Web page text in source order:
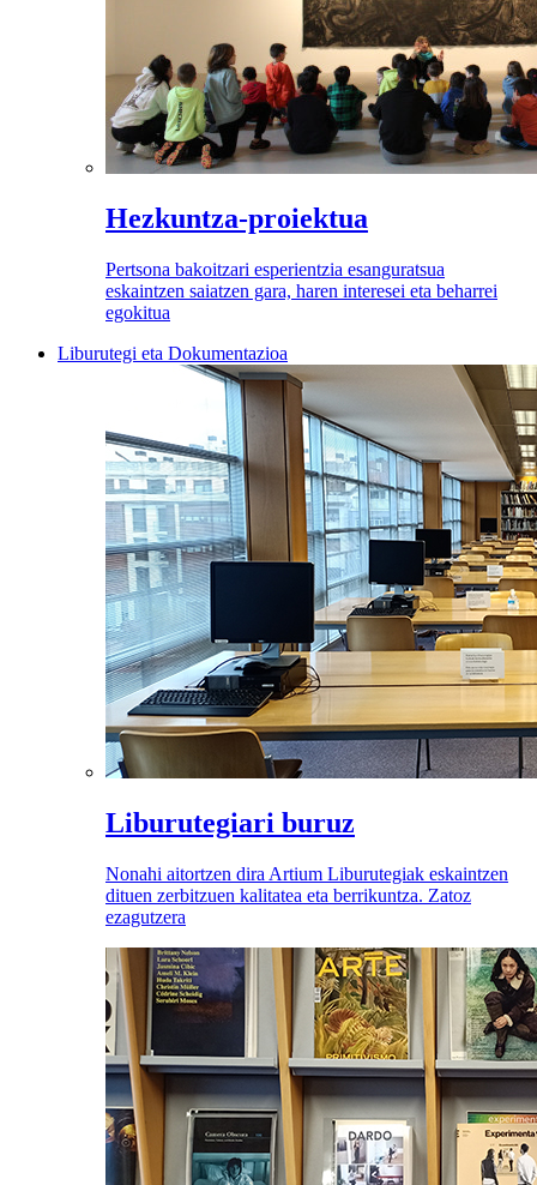
Hezkuntza-proiektua
Pertsona bakoitzari esperientzia esanguratsua
eskaintzen saiatzen gara, haren interesei eta beharrei
egokitua
Liburutegi eta Dokumentazioa
Liburutegiari buruz
Nonahi aitortzen dira Artium Liburutegiak eskaintzen
dituen zerbitzuen kalitatea eta berrikuntza. Zatoz
ezagutzera